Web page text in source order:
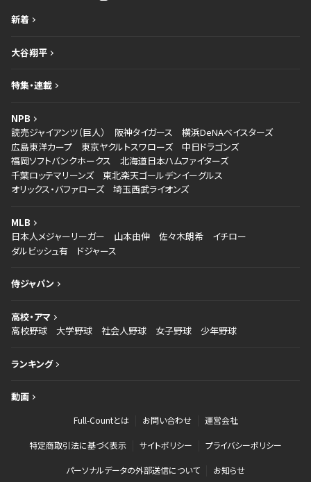
新着
大谷翔平
特集・連載
NPB
読売ジャイアンツ（巨人）
阪神タイガース
横浜DeNAベイスターズ
広島東洋カープ
東京ヤクルトスワローズ
中日ドラゴンズ
福岡ソフトバンクホークス
北海道日本ハムファイターズ
千葉ロッテマリーンズ
東北楽天ゴールデンイーグルス
オリックス・バファローズ
埼玉西武ライオンズ
MLB
日本人メジャーリーガー
山本由伸 佐々木朗希
イチロー
ダルビッシュ有
ドジャース
侍ジャパン
高校・アマ
高校野球
大学野球 社会人野球 女子野球 少年野球
ランキング
動画
Full-Countとは お問い合わせ 運営会社
特定商取引法に基づく表示 サイトポリシー プライバシーポリシー
パーソナルデータの外部送信について お知らせ